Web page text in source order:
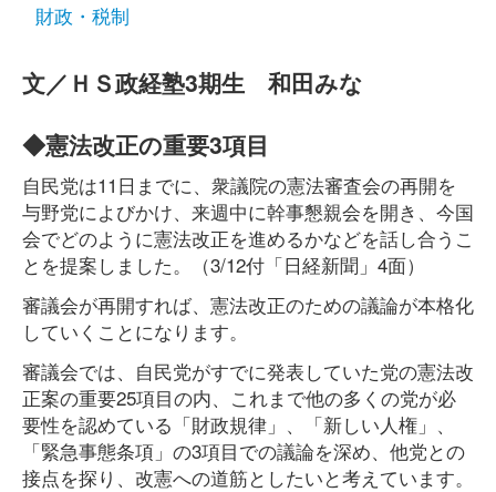
財政・税制
文／ＨＳ政経塾3期生 和田みな
◆憲法改正の重要3項目
自民党は11日までに、衆議院の憲法審査会の再開を
与野党によびかけ、来週中に幹事懇親会を開き、今国
会でどのように憲法改正を進めるかなどを話し合うこ
とを提案しました。（3/12付「日経新聞」4面）
審議会が再開すれば、憲法改正のための議論が本格化
していくことになります。
審議会では、自民党がすでに発表していた党の憲法改
正案の重要25項目の内、これまで他の多くの党が必
要性を認めている「財政規律」、「新しい人権」、
「緊急事態条項」の3項目での議論を深め、他党との
接点を探り、改憲への道筋としたいと考えています。